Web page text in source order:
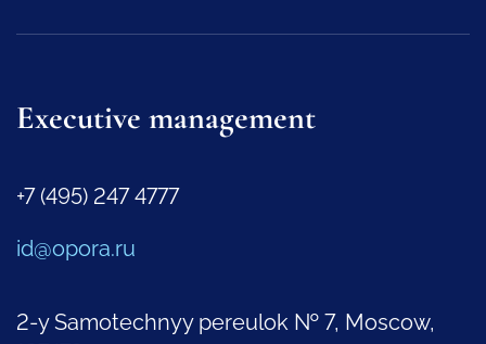
Executive management
+7 (495) 247 4777
id@opora.ru
2-y Samotechnyy pereulok № 7, Moscow,